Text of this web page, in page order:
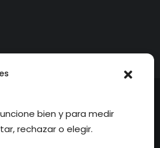
bien y para medir
rechazar o elegir.